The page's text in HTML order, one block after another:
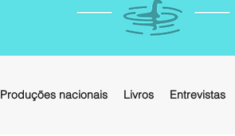
Produções nacionais Livros Entrevistas